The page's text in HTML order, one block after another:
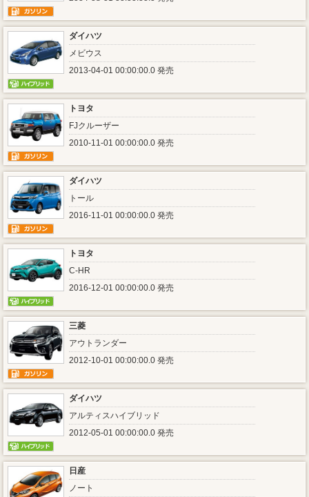
ダイハツ
メビウス
2013-04-01 00:00:00.0 発売
トヨタ
FJクルーザー
2010-11-01 00:00:00.0 発売
ダイハツ
トール
2016-11-01 00:00:00.0 発売
トヨタ
C-HR
2016-12-01 00:00:00.0 発売
三菱
アウトランダー
2012-10-01 00:00:00.0 発売
ダイハツ
アルティスハイブリッド
2012-05-01 00:00:00.0 発売
日産
ノート